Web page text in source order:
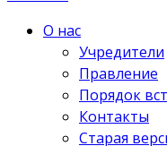
О нас
Учредители
Правление
Порядок
Контакты
Старая